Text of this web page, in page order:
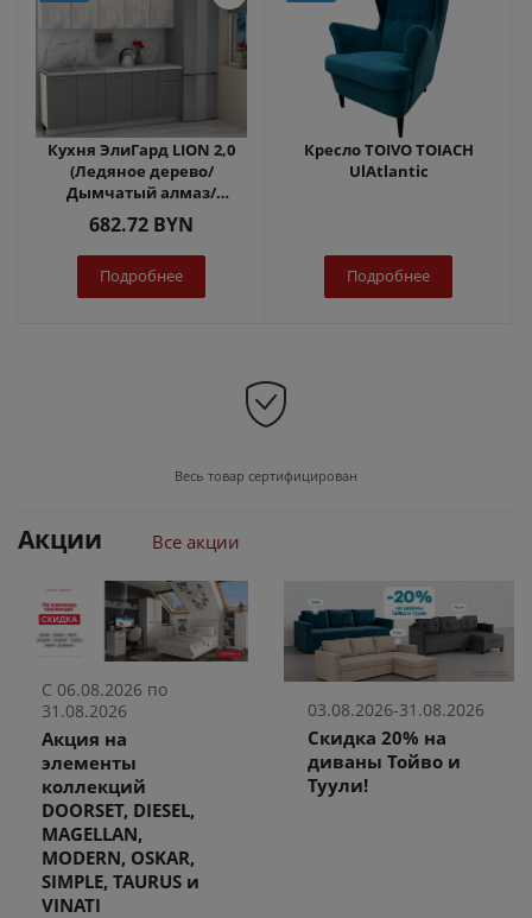
Кухня ЭлиГард LION 2,0
(Ледяное дерево/
Дымчатый алмаз/
Королевский опал)
682.72 BYN
Подробнее
Кресло TOIVO TOIACH
UlAtlantic
Подробнее
Весь товар сертифицирован
Акции Все акции
С 06.08.2026 по
31.08.2026
Акция на
элементы
коллекций
DOORSET, DIESEL,
MAGELLAN,
MODERN, OSKAR,
SIMPLE, TAURUS и
VINATI
03.08.2026-31.08.2026
Скидка 20% на
диваны Тойво и
Туули!